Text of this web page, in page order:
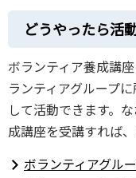
どうやったら活
ボランティア養成講
ランティアグループ
して活動できます。
成講座を受講すれば
ボランティアグル